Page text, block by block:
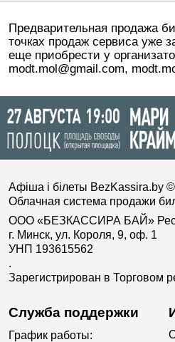
Предварительная продажа
точках продаж сервиса уже
еще приобрести у
modt.mol@gmail.com,
Афіша і білеты BezKassira.by ©
Облачная система продажи
ООО «БЕЗКАССИРА БАЙ»
г. Минск, ул. Короля, 9, оф. 1
УНП 193615562
.
Зарегистрирован в Торговом
Служба поддержки
График работы: